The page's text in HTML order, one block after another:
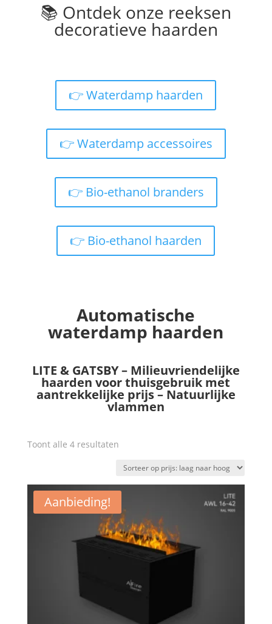
📚 Ontdek onze reeksen
decoratieve haarden
👉 Waterdamp haarden
👉 Waterdamp accessoires
👉 Bio-ethanol branders
👉 Bio-ethanol haarden
Automatische
waterdamp haarden
LITE & GATSBY – Milieuvriendelijke
haarden voor thuisgebruik met
aantrekkelijke prijs – Natuurlijke
vlammen
Toont alle 4 resultatenGesorteerd
prijs:
laag
hoog
Aanbieding!